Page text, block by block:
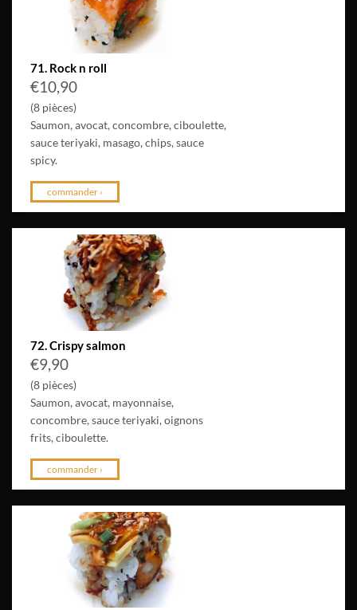
71. Rock n roll
€10,90
(8 pièces)
Saumon, avocat, concombre, ciboulette,
sauce teriyaki, masago, chips, sauce
spicy.
commander ›
72. Crispy salmon
€9,90
(8 pièces)
Saumon, avocat, mayonnaise,
concombre, sauce teriyaki, oignons
frits, ciboulette.
commander ›